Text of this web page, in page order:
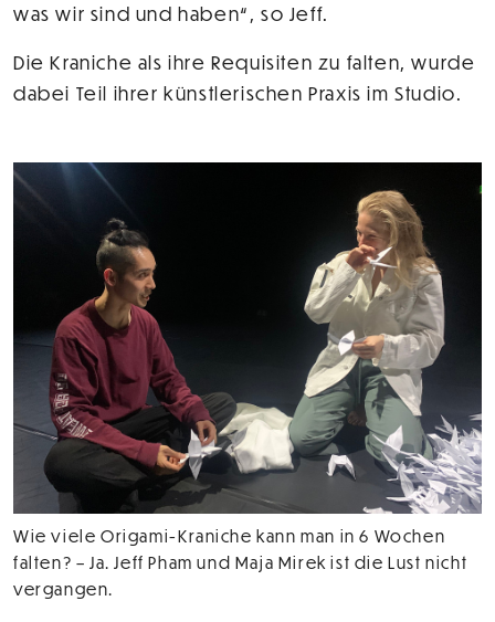
was wir sind und haben“, so Jeff.
Die Kraniche als ihre Requisiten zu falten, wurde
dabei Teil ihrer künstlerischen Praxis im Studio.
Wie viele Origami-Kraniche kann man in 6 Wochen
falten? – Ja. Jeff Pham und Maja Mirek ist die Lust nicht
vergangen.